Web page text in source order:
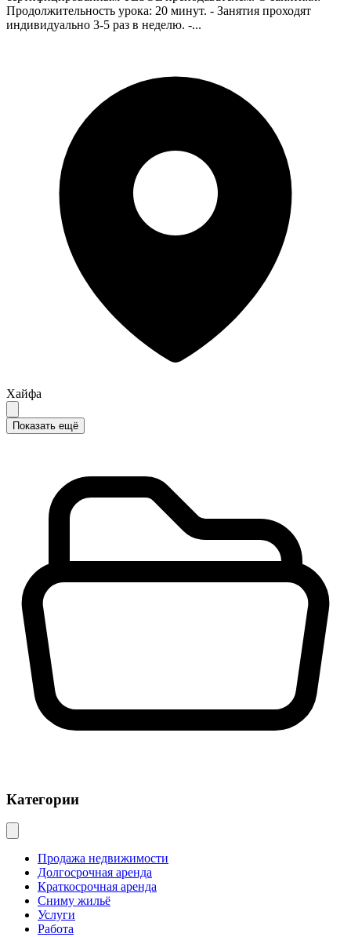
Продолжительность урока: 20 минут. - Занятия проходят
индивидуально 3-5 раз в неделю. -...
Хайфа
Показать ещё
Категории
Продажа недвижимости
Долгосрочная аренда
Краткосрочная аренда
Сниму жильё
Услуги
Работа